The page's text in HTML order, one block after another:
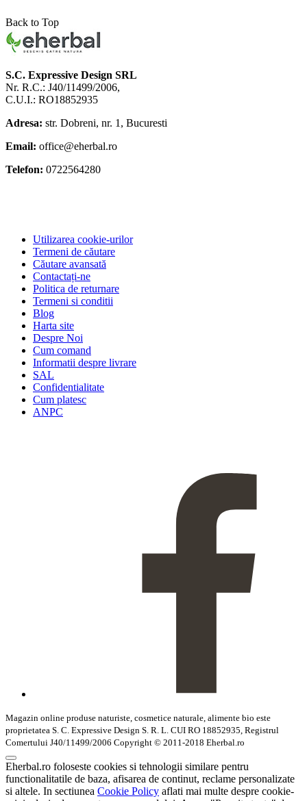
Back to Top
S.C. Expressive Design SRL
Nr. R.C.: J40/11499/2006,
C.U.I.: RO18852935
Adresa: str. Dobreni, nr. 1, Bucuresti
Email: office@eherbal.ro
Telefon: 0722564280
Utilizarea cookie-urilor
Termeni de căutare
Căutare avansată
Contactați-ne
Politica de returnare
Termeni si conditii
Blog
Harta site
Despre Noi
Cum comand
Informatii despre livrare
SAL
Confidentialitate
Cum platesc
ANPC
Magazin online produse naturiste, cosmetice naturale, alimente bio este
proprietatea S. C. Expressive Design S. R. L. CUI RO 18852935, Registrul
Comertului J40/11499/2006 Copyright © 2011-2018 Eherbal.ro
Eherbal.ro foloseste cookies si tehnologii similare pentru
functionalitatile de baza, afisarea de continut, reclame personalizate
si altele. In sectiunea Cookie Policy aflati mai multe despre cookie-